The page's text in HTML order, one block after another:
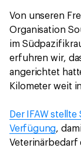
Von unseren
Organisation
im
erfuhren wir,
angerichtet
Kilometer weit
Der IFAW
Verfügung,
Veterinärbedarf